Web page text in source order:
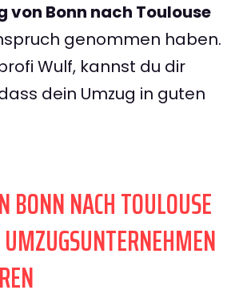
von Bonn nach Toulouse
genommen haben.
Wulf, kannst du dir
dein Umzug in guten
BONN NACH TOULOUSE